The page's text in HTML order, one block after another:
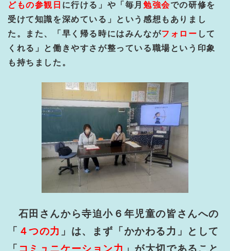
どもの参観日 に行ける」や「毎月勉強会での研修を
受けて知識を深めている」という感想もありまし
た。また、「早く帰る時にはみんながフォロー して
くれる」と働きやすさが整っている職場という印象
も持ちました。
石田さんから寺迫小６年児童の皆さんへの
「 ４つの力 」は、まず「かかわる力」として
「 コミュニケーション力 」が大切であること